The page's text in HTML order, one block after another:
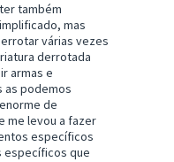
também
mas
várias vezes
derrotada
armas e
as podemos
de
me levou a fazer
específicos
específicos que